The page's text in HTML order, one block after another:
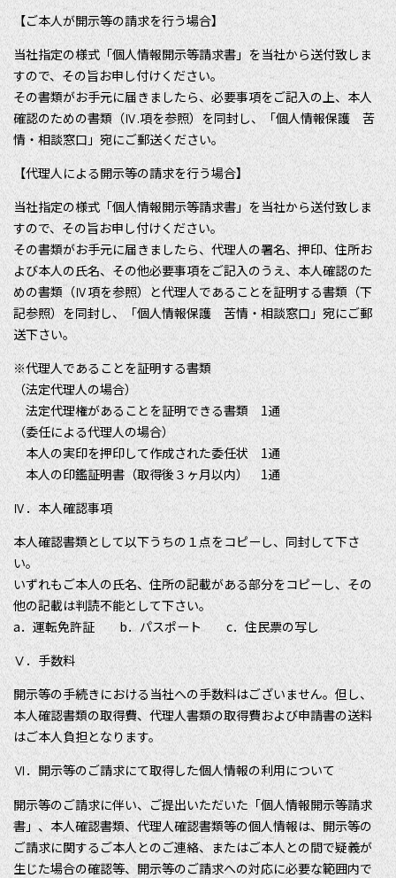
【ご本人が開示等の請求を行う場合】
当社指定の様式「個人情報開示等請求書」を当社から送付致しま
すので、その旨お申し付けください。
その書類がお手元に届きましたら、必要事項をご記入の上、本人
確認のための書類（Ⅳ.項を参照）を同封し、「個人情報保護 苦
情・相談窓口」宛にご郵送ください。
【代理人による開示等の請求を行う場合】
当社指定の様式「個人情報開示等請求書」を当社から送付致しま
すので、その旨お申し付けください。
その書類がお手元に届きましたら、代理人の署名、押印、住所お
よび本人の氏名、その他必要事項をご記入のうえ、本人確認のた
めの書類（Ⅳ項を参照）と代理人であることを証明する書類（下
記参照）を同封し、「個人情報保護 苦情・相談窓口」宛にご郵
送下さい。
※代理人であることを証明する書類
（法定代理人の場合）
法定代理権があることを証明できる書類 1通
（委任による代理人の場合）
本人の実印を押印して作成された委任状 1通
本人の印鑑証明書（取得後３ヶ月以内） 1通
Ⅳ．本人確認事項
本人確認書類として以下うちの１点をコピーし、同封して下さ
い。
いずれもご本人の氏名、住所の記載がある部分をコピーし、その
他の記載は判読不能として下さい。
a．運転免許証 b．パスポート c．住民票の写し
Ⅴ．手数料
開示等の手続きにおける当社への手数料はございません。但し、
本人確認書類の取得費、代理人書類の取得費および申請書の送料
はご本人負担となります。
Ⅵ．開示等のご請求にて取得した個人情報の利用について
開示等のご請求に伴い、ご提出いただいた「個人情報開示等請求
書」、本人確認書類、代理人確認書類等の個人情報は、開示等の
ご請求に関するご本人とのご連絡、またはご本人との間で疑義が
生じた場合の確認等、開示等のご請求への対応に必要な範囲内で